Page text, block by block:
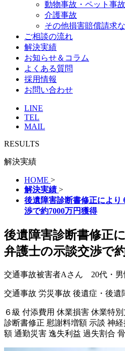
動物事故・ペット事故
介護事故
その他損害賠償請求
ご相談の流れ
解決実績
お知らせ＆コラム
よくある質問
採用情報
お問い合わせ
LINE
TEL
MAIL
RESULTS
解決実績
HOME >
解決実績 >
後遺障害診断書修正によ
渉で約7000万円獲得
後遺障害診断書修正
弁護士の示談交渉で
交通事故被害者Aさん 20代・男
交通事故 労災事故 後遺症・後遺
６級 付添費用 休業損害 休業特
診断書修正 慰謝料増額 示談 神
額 通勤災害 逸失利益 過失割合